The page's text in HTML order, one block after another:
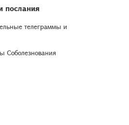
послания
телеграммы и
Соболезнования